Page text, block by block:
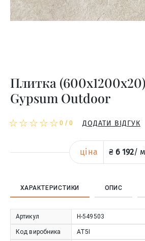
Плитка
Gypsum Outdoor
☆
★☆
★☆
★☆
★☆
★ 0 / 0 ДОДАТИ ВІДГУК
ціна ₴ 6 192/ м
ХАРАКТЕРИСТИКИ ОПИС
Артикул Н-549503
Код виробника AT5I